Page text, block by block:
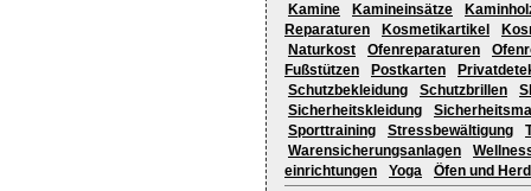
Kamine
Kamineinsätze
Reparaturen
Kosmetikartikel
Naturkost
Ofenreparaturen
Fußstützen
Postkarten
Schutzbekleidung
Schutzbrillen
Sicherheitskleidung
Sporttraining
Stressbewältigung
Warensicherungsanlagen
einrichtungen
Yoga
Öfen und